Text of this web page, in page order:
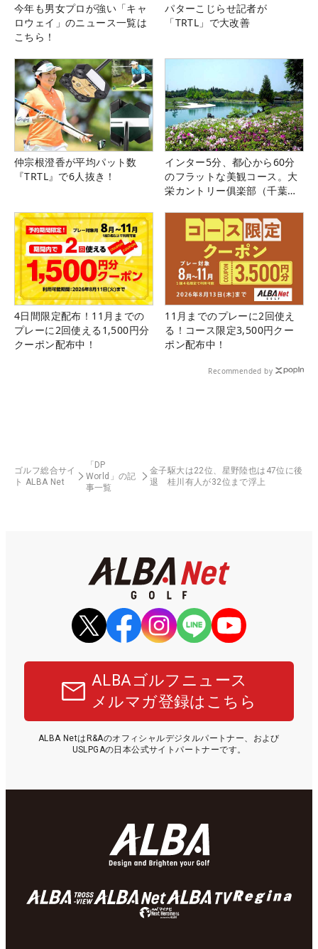
今年も男女プロが強い「キャ
ロウェイ」のニュース一覧は
こちら！
パターこじらせ記者が
「TRTL」で大改善
仲宗根澄香が平均パット数
『TRTL』で6人抜き！
インター5分、都心から60分
のフラットな美観コース。大
栄カントリー俱楽部（千葉
4日間限定配布！11月までの
プレーに2回使える1,500円分
クーポン配布中！
11月までのプレーに2回使え
る！コース限定3,500円クー
ポン配布中！
Recommended by
ゴルフ総合サイ
ト ALBA Net
「DP
World」の記
事一覧
金子駆大は22位、星野陸也は47位に後
退 桂川有人が32位まで浮上
ALBAゴルフニュース
メルマガ登録はこちら
ALBA NetはR&Aのオフィシャルデジタルパートナー、および
USLPGAの日本公式サイトパートナーです。